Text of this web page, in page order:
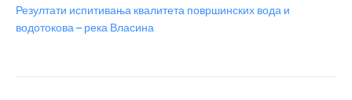
Резултати испитивања квалитета површинских вода и
водотокова – река Власина